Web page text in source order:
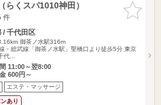
お気に入
りに追加
らくスパ1010神田）
件
/ 千代田区
御茶ノ水駅316m
・総武線「御茶ノ水駅」聖橋口より徒歩5分 東京
代…
11:00～翌8:00
600円～
エステ・マッサージ
あり